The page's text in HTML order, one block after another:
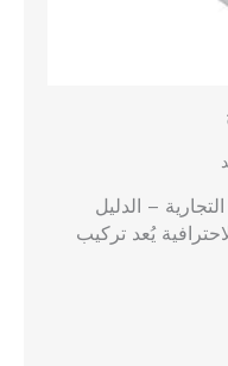
– الدليل
يُعد تركيب